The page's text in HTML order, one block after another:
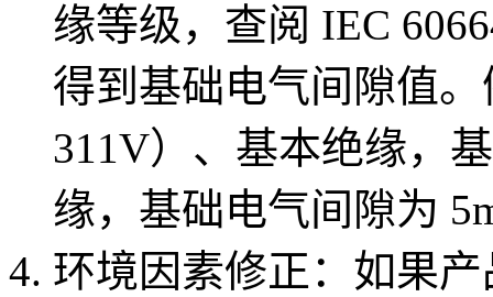
缘等级，查阅 IEC
得到基础电气间隙值
311V）、基本绝缘，
缘，基础电气间隙为
环境因素修正：如果